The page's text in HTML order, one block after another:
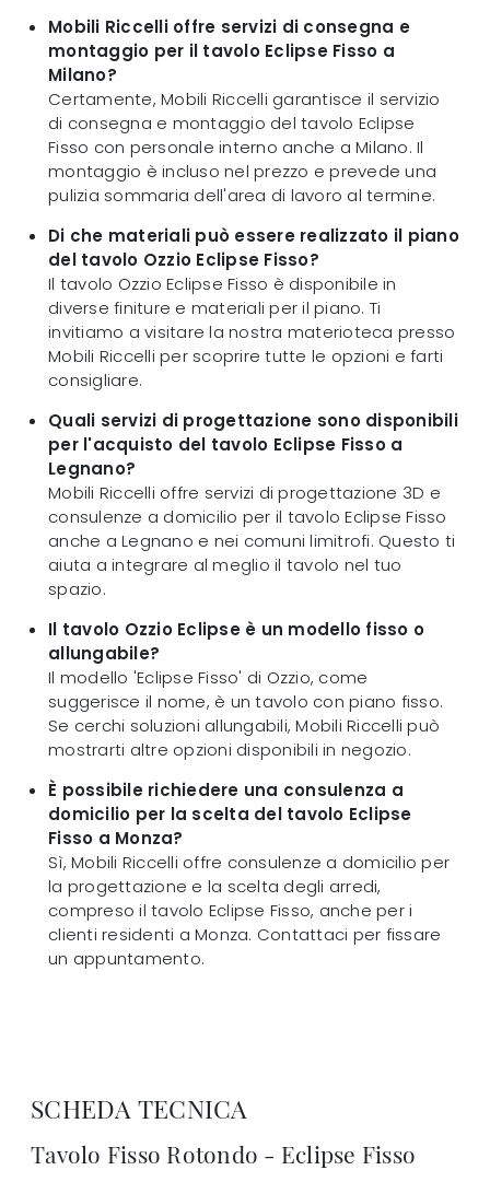
Mobili Riccelli offre servizi di consegna e
montaggio per il tavolo Eclipse Fisso a
Milano?
Certamente, Mobili Riccelli garantisce il servizio
di consegna e montaggio del tavolo Eclipse
Fisso con personale interno anche a Milano. Il
montaggio è incluso nel prezzo e prevede una
pulizia sommaria dell'area di lavoro al termine.
Di che materiali può essere realizzato il piano
del tavolo Ozzio Eclipse Fisso?
Il tavolo Ozzio Eclipse Fisso è disponibile in
diverse finiture e materiali per il piano. Ti
invitiamo a visitare la nostra materioteca presso
Mobili Riccelli per scoprire tutte le opzioni e farti
consigliare.
Quali servizi di progettazione sono disponibili
per l'acquisto del tavolo Eclipse Fisso a
Legnano?
Mobili Riccelli offre servizi di progettazione 3D e
consulenze a domicilio per il tavolo Eclipse Fisso
anche a Legnano e nei comuni limitrofi. Questo ti
aiuta a integrare al meglio il tavolo nel tuo
spazio.
Il tavolo Ozzio Eclipse è un modello fisso o
allungabile?
Il modello 'Eclipse Fisso' di Ozzio, come
suggerisce il nome, è un tavolo con piano fisso.
Se cerchi soluzioni allungabili, Mobili Riccelli può
mostrarti altre opzioni disponibili in negozio.
È possibile richiedere una consulenza a
domicilio per la scelta del tavolo Eclipse
Fisso a Monza?
Sì, Mobili Riccelli offre consulenze a domicilio per
la progettazione e la scelta degli arredi,
compreso il tavolo Eclipse Fisso, anche per i
clienti residenti a Monza. Contattaci per fissare
un appuntamento.
SCHEDA TECNICA
Tavolo Fisso Rotondo - Eclipse Fisso